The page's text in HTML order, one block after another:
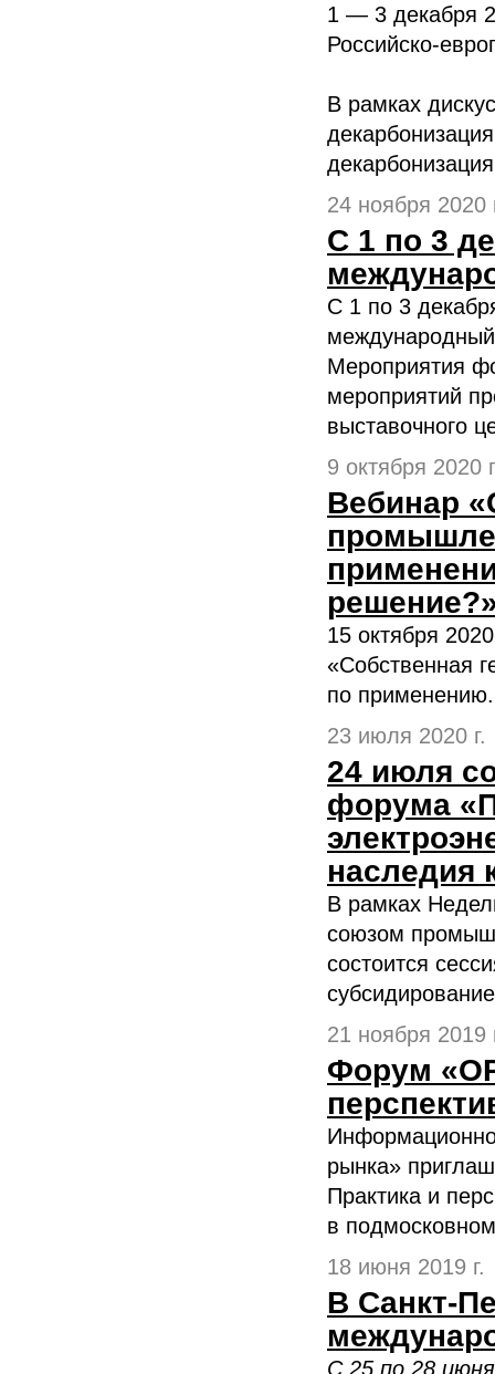
1 — 3 декабря
Российско-
В рамках
24 ноября 2020
С 1 по 3
С 1 по 3
Мероприятия
мероприятий
выставочного
9 октября 2020
Вебинар
15 октября
«Собственная
по
23 июля 2020 г.
24 июля
форума
наследия
В рамках
союзом
состоится
21 ноября 2019
Форум
рынка»
Практика и
в
18 июня 2019 г.
В Санкт-
С 25 по 28